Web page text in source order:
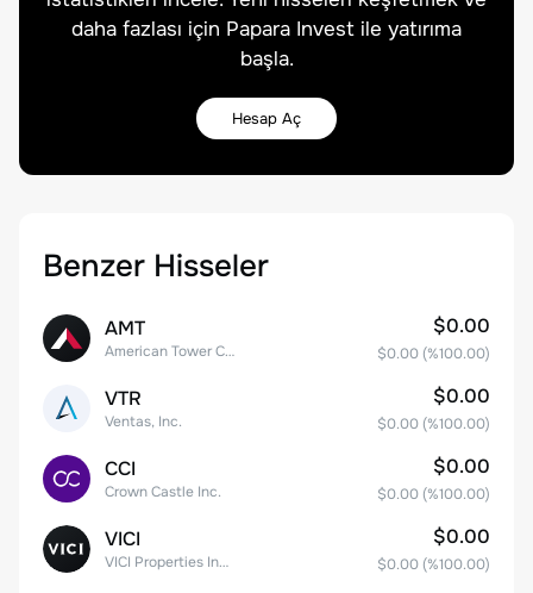
daha fazlası için Papara Invest ile yatırıma
başla.
Hesap Aç
Benzer Hisseler
AMT
American Tower Corporation
$0.00
$0.00 (%100.00)
VTR
Ventas, Inc.
$0.00
$0.00 (%100.00)
CCI
Crown Castle Inc.
$0.00
$0.00 (%100.00)
VICI
VICI Properties Inc. Common Stock
$0.00
$0.00 (%100.00)